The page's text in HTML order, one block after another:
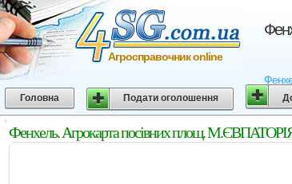
Агросправочник online
Головна Подати оголошення
Фенхель. Агрокарта посівних площ.